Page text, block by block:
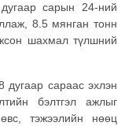
сарын 24-ний
8.5 мянган тонн
шахмал түлшний
дугаар сараас эхлэн
бэлтгэл ажлыг
тэжээлийн нөөц